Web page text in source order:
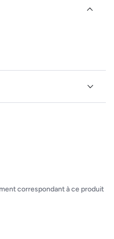
correspondant à ce produit